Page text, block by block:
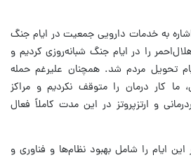
به خدمات دارویی جمعیت در ایام جنگ
را در ایام جنگ شبانه‌روزی کردیم و
ایام تحویل مردم شد. همچنان علیرغم حمله
ما کار درمان را متوقف نکردیم و مراکز
و ارتزپروتز در این مدت کاملاً فعال
ایام را شامل بهبود نظام‌ها و فناوری‌ و